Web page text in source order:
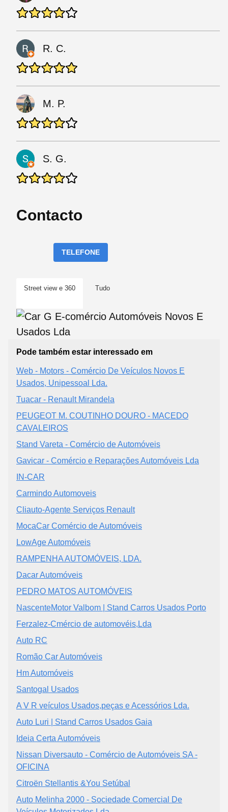
R. C.
M. P.
S. G.
Contacto
TELEFONE
Street view e 360 Tudo
Pode também estar interessado em
Web - Motors - Comércio De Veículos Novos E
Usados, Unipessoal Lda.
Tuacar - Renault Mirandela
PEUGEOT M. COUTINHO DOURO - MACEDO
CAVALEIROS
Stand Vareta - Comércio de Automóveis
Gavicar - Comércio e Reparações Automóveis Lda
IN-CAR
Carmindo Automoveis
Cliauto-Agente Serviços Renault
MocaCar Comércio de Automóveis
LowAge Automóveis
RAMPENHA AUTOMÓVEIS, LDA.
Dacar Automóveis
PEDRO MATOS AUTOMÓVEIS
NascenteMotor Valbom | Stand Carros Usados Porto
Ferzalez-Cmércio de automovéis,Lda
Auto RC
Romão Car Automóveis
Hm Automóveis
Santogal Usados
A V R veículos Usados,peças e Acessórios Lda.
Auto Luri | Stand Carros Usados Gaia
Ideia Certa Automóveis
Nissan Diversauto - Comércio de Automóveis SA -
OFICINA
Citroën Stellantis &You Setúbal
Auto Melinha 2000 - Sociedade Comercial De